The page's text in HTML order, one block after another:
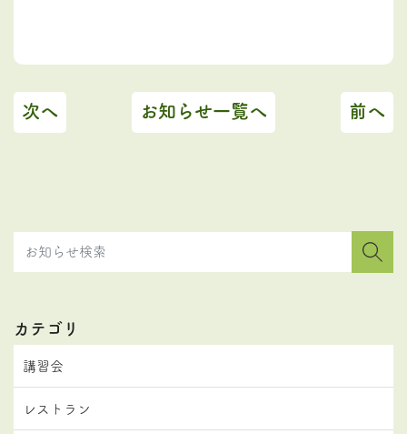
次へ お知らせ一覧へ 前へ
カテゴリ
講習会
レストラン